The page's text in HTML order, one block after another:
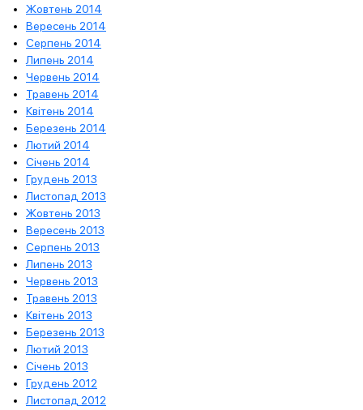
Жовтень 2014
Вересень 2014
Серпень 2014
Липень 2014
Червень 2014
Травень 2014
Квітень 2014
Березень 2014
Лютий 2014
Січень 2014
Грудень 2013
Листопад 2013
Жовтень 2013
Вересень 2013
Серпень 2013
Липень 2013
Червень 2013
Травень 2013
Квітень 2013
Березень 2013
Лютий 2013
Січень 2013
Грудень 2012
Листопад 2012